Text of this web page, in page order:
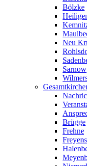
Bölzke
Neu
Sarnow
Brügge
Frehne